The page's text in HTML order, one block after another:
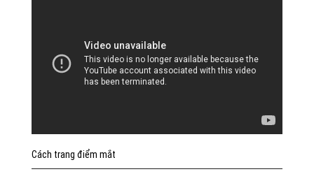
Cách trang điểm mắt